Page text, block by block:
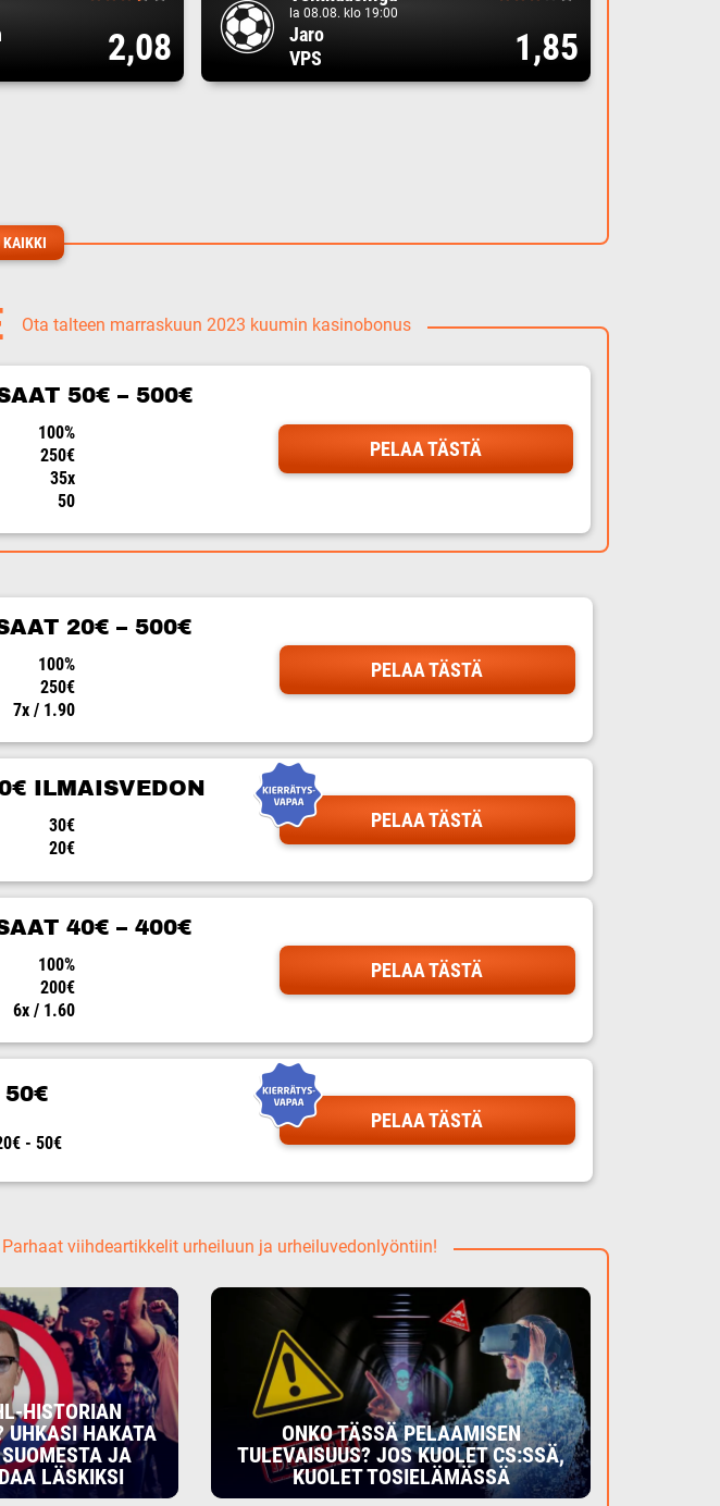
2,08
la 08.08. klo 19:00
Jaro
VPS
1,85
KAIKKI
Ota talteen marraskuun 2023 kuumin kasinobonus
50€ – 500€
100%
250€
35x
50
PELAA TÄSTÄ
20€ – 500€
100%
250€
7x / 1.90
PELAA TÄSTÄ
ILMAISVEDON
30€
20€
PELAA TÄSTÄ
40€ – 400€
100%
200€
6x / 1.60
PELAA TÄSTÄ
50€
- 50€
PELAA TÄSTÄ
Parhaat viihdeartikkelit urheiluun ja urheiluvedonlyöntiin!
HISTORIAN
UHKASI HAKATA
JA
LÄSKIKSI
ONKO TÄSSÄ PELAAMISEN
TULEVAISUUS? JOS KUOLET CS:SSÄ,
KUOLET TOSIELÄMÄSSÄ